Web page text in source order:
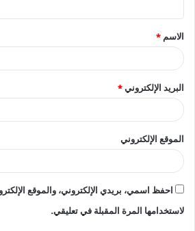
ق
*
الاسم *
البريد الإلكتروني*
الموقع الإلكتروني
احفظ اسمي، بريدي الإلكتروني، والموقع
لاستخدامها المرة المقبلة في تعليقي.